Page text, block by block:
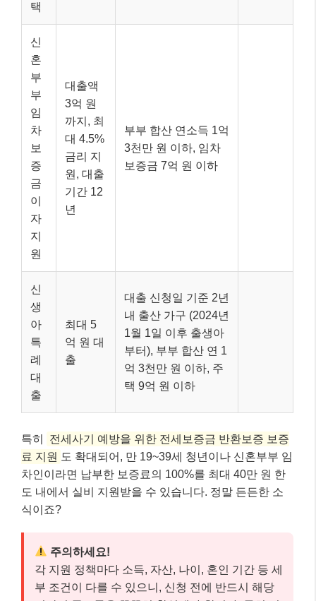
택
신
혼
부
부
임
차
보
증
금
이
자
지
원
대출액
3억 원
까지, 최
대 4.5%
금리 지
원, 대출
기간 12
년
부부 합산 연소득 1억
3천만 원 이하, 임차
보증금 7억 원 이하
신
생
아
특
례
대
출
최대 5
억 원 대
출
대출 신청일 기준 2년
내 출산 가구 (2024년
1월 1일 이후 출생아
부터), 부부 합산 연 1
억 3천만 원 이하, 주
택 9억 원 이하
특히
전세사기 예방을 위한 전세보증금 반환보증 보증
료 지원 도 확대되어, 만 19~39세 청년이나 신혼부부 임
차인이라면 납부한 보증료의 100%를 최대 40만 원 한
도 내에서 실비 지원받을 수 있습니다. 정말 든든한 소
식이죠?
주의하세요!
각 지원 정책마다 소득, 자산, 나이, 혼인 기간 등 세
부 조건이 다를 수 있으니, 신청 전에 반드시 해당